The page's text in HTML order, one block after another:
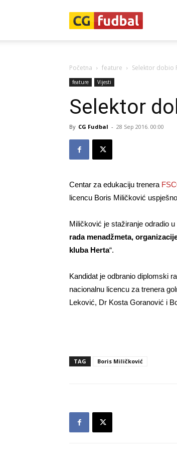
Početna feature Selektor dobio
feature Vijesti
Selektor
By CG Fudbal - 28 Sep 2016. 00:00
Centar za edukaciju trenera
licencu Boris Miličković
Miličković je stažiranje odradio
rada menadžmeta,
kluba Herta“.
Kandidat je odbranio diplomski
nacionalnu licencu za trenera
Leković, Dr Kosta Goranović i
TAG Boris Miličković